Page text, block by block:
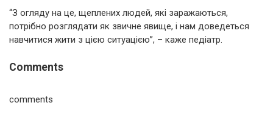
“З огляду на це, щеплених людей, які заражаються,
потрібно розглядати як звичне явище, і нам доведеться
навчитися жити з цією ситуацією”, – каже педіатр.
Comments
comments